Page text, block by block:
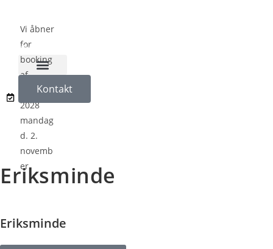
Vi åbner
for
booking
af
sæson
2028
mandag
d. 2.
novemb
er
Kontakt
Eriksminde
Eriksminde